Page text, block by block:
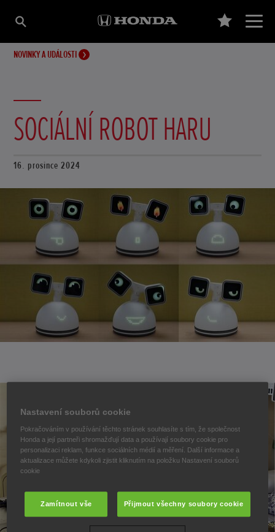
NOVINKY A UDÁLOSTI
SOCIÁLNÍ ROBOT HARU
16. prosince 2024
Nastavení souborů cookie
Pokračováním v používání těchto stránek souhlasíte s tím, že společnost
Honda a její partneři shromažďují data a používají soubory cookie pro
personalizaci reklam, funkce sociálních médií a měření. Další informace a
aktualizace můžete kdykoli zjistit kliknutím na položku Nastavení souborů
cookie
Zamítnout vše Přijmout všechny soubory cookie